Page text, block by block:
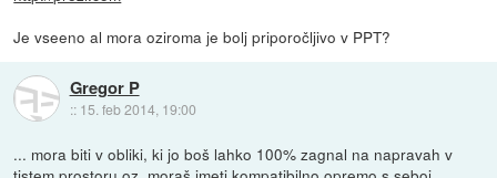
Je vseeno al mora oziroma je bolj priporočljivo v PPT?
Gregor P
:: 15. feb 2014, 19:00
... mora biti v obliki, ki jo boš lahko 100% zagnal na napravah v